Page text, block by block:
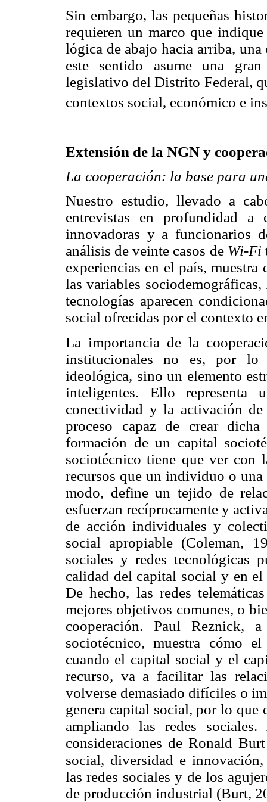
Sin embargo, las pequeñas
requieren un marco que
lógica de abajo hacia arriba,
este sentido asume una
legislativo del Distrito Federal,
contextos social, económico e
Extensión de la NGN y
La cooperación: la base para
Nuestro estudio, llevado a
entrevistas en profundidad a
innovadoras y a funcionarios
análisis de veinte casos de Wi-Fi
experiencias en el país, muestra
las variables
tecnologías aparecen
social ofrecidas por el contexto
La importancia de la
institucionales no es, por lo
ideológica, sino un elemento
inteligentes. Ello
conectividad y la activación
proceso capaz de crear
formación de un capital
sociotécnico tiene que ver con
recursos que un individuo o
modo, define un tejido de
esfuerzan recíprocamente y
de acción individuales y
social apropiable (Coleman,
sociales y redes tecnológicas
calidad del capital social y en
De hecho, las redes
mejores objetivos comunes, o
cooperación. Paul Reznick,
sociotécnico, muestra cómo
cuando el capital social y el
recurso, va a facilitar las
volverse demasiado difíciles o
genera capital social, por lo que
ampliando las redes
consideraciones de Ronald
social, diversidad e
las redes sociales y de los
de producción industrial (Burt,